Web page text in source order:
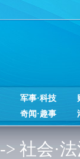
军事·科技
奇闻·趣事
-> 社会·